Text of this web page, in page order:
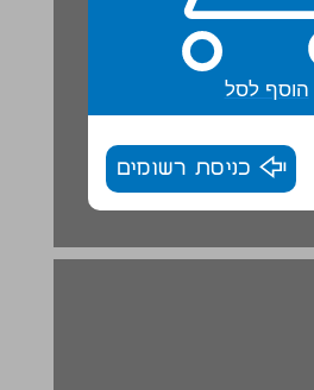
הוסף לסל
כניסת רשומים